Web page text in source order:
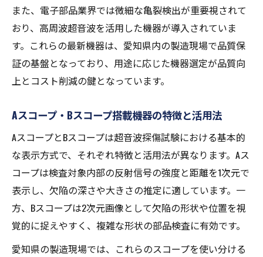
また、電子部品業界では微細な亀裂検出が重要視されて
おり、高周波超音波を活用した機器が導入されていま
す。これらの最新機器は、愛知県内の製造現場で品質保
証の基盤となっており、用途に応じた機器選定が品質向
上とコスト削減の鍵となっています。
Aスコープ・Bスコープ搭載機器の特徴と活用法
AスコープとBスコープは超音波探傷試験における基本的
な表示方式で、それぞれ特徴と活用法が異なります。Aス
コープは検査対象内部の反射信号の強度と距離を1次元で
表示し、欠陥の深さや大きさの推定に適しています。一
方、Bスコープは2次元画像として欠陥の形状や位置を視
覚的に捉えやすく、複雑な形状の部品検査に有効です。
愛知県の製造現場では、これらのスコープを使い分ける